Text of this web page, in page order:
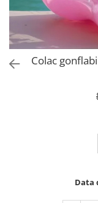
Puzzle
Tablite, Litere si Cifre
Jucarii exterior
Colac
Data